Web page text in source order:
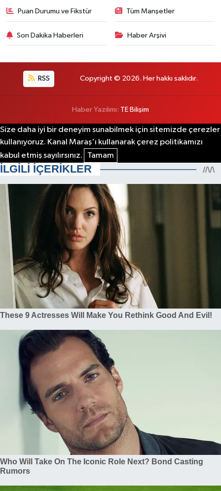
Puan Durumu ve Fikstür Tüm Manşetler
Son Dakika Haberleri Haber Arşivi
RSS Copyright © 2026. Her hakkı saklıdır.
Haber Yazılımı: TE Bilişim
Size daha iyi bir deneyim sunabilmek için sitemizde çerezler
kullanıyoruz. Kanal Maraş'ı kullanarak çerez politikamızı
kabul etmiş sayılırsınız.
Tamam